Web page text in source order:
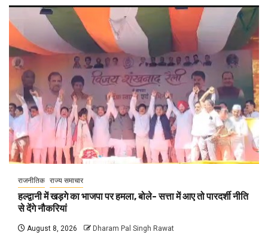
राजनीतिक राज्य समाचार
हल्द्वानी में खड़गे का भाजपा पर हमला, बोले- सत्ता में आए तो पारदर्शी नीति
से देंगे नौकरियां
August 8, 2026 Dharam Pal Singh Rawat